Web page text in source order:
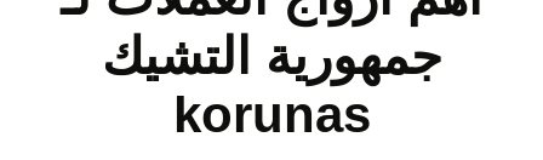
جمهورية التشيك
korunas